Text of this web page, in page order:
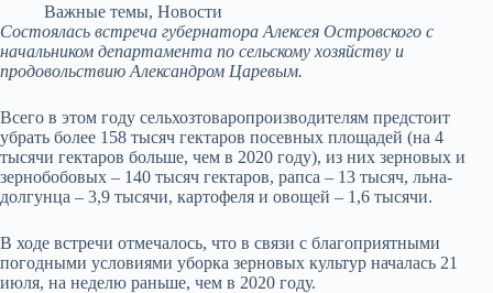
Важные темы, Новости
Состоялась встреча губернатора Алексея Островского с
начальником департамента по сельскому хозяйству и
продовольствию Александром Царевым.
Всего в этом году сельхозтоваропроизводителям предстоит
убрать более 158 тысяч гектаров посевных площадей (на 4
тысячи гектаров больше, чем в 2020 году), из них зерновых и
зернобобовых – 140 тысяч гектаров, рапса – 13 тысяч, льна-
долгунца – 3,9 тысячи, картофеля и овощей – 1,6 тысячи.
В ходе встречи отмечалось, что в связи с благоприятными
погодными условиями уборка зерновых культур началась 21
июля, на неделю раньше, чем в 2020 году.